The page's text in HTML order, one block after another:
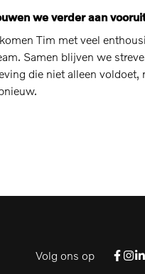
we verder aan
Tim met veel
Samen blijven we
die niet alleen voldoet,
Volg ons op